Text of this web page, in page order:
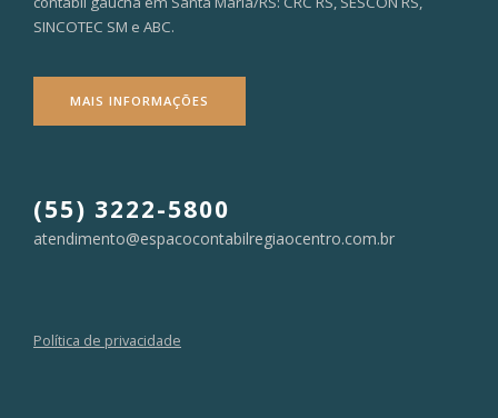
SINCOTEC SM e ABC.
MAIS INFORMAÇÕES
(55) 3222-5800
atendimento@espacocontabilregiaocentro.com.br
Política de privacidade